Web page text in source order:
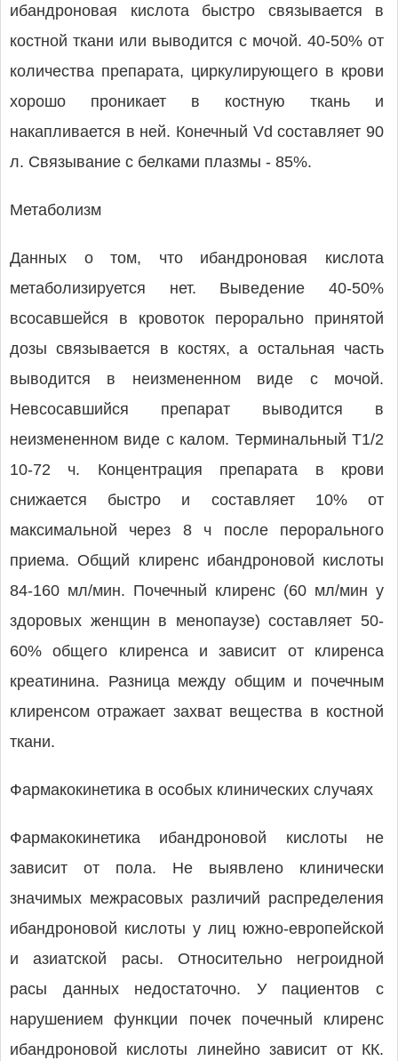
ибандроновая кислота быстро связывается в
костной ткани или выводится с мочой. 40-50% от
количества препарата, циркулирующего в крови
хорошо проникает в костную ткань и
накапливается в ней. Конечный Vd составляет 90
л. Связывание с белками плазмы - 85%.
Метаболизм
Данных о том, что ибандроновая кислота
метаболизируется нет. Выведение 40-50%
всосавшейся в кровоток перорально принятой
дозы связывается в костях, а остальная часть
выводится в неизмененном виде с мочой.
Невсосавшийся препарат выводится в
неизмененном виде с калом. Терминальный Т1/2
10-72 ч. Концентрация препарата в крови
снижается быстро и составляет 10% от
максимальной через 8 ч после перорального
приема. Общий клиренс ибандроновой кислоты
84-160 мл/мин. Почечный клиренс (60 мл/мин у
здоровых женщин в менопаузе) составляет 50-
60% общего клиренса и зависит от клиренса
креатинина. Разница между общим и почечным
клиренсом отражает захват вещества в костной
ткани.
Фармакокинетика в особых клинических случаях
Фармакокинетика ибандроновой кислоты не
зависит от пола. Не выявлено клинически
значимых межрасовых различий распределения
ибандроновой кислоты у лиц южно-европейской
и азиатской расы. Относительно негроидной
расы данных недостаточно. У пациентов с
нарушением функции почек почечный клиренс
ибандроновой кислоты линейно зависит от КК.